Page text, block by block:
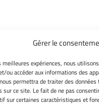
Gérer le
expériences, nous
ou accéder aux informations des
permettra de traiter des
sur ce site. Le fait de ne pas
sur certaines caractéristiques et
Mentions
Gérer mes
Politique de
Déclaration